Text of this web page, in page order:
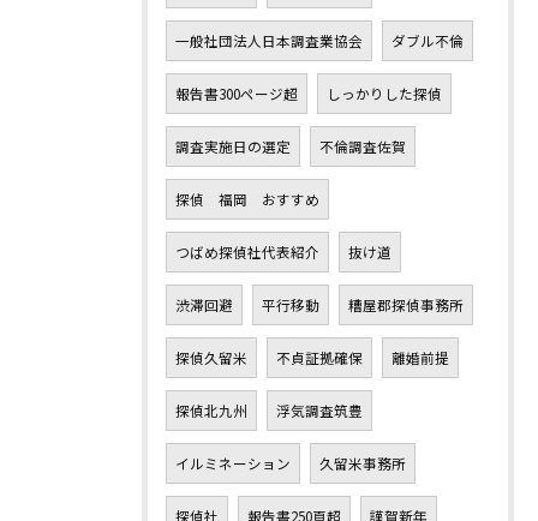
一般社団法人日本調査業協会 ダブル不倫
報告書300ページ超 しっかりした探偵
調査実施日の選定 不倫調査佐賀
探偵 福岡 おすすめ
つばめ探偵社代表紹介 抜け道
渋滞回避 平行移動 糟屋郡探偵事務所
探偵久留米 不貞証拠確保 離婚前提
探偵北九州 浮気調査筑豊
イルミネーション 久留米事務所
探偵社 報告書250頁超 謹賀新年